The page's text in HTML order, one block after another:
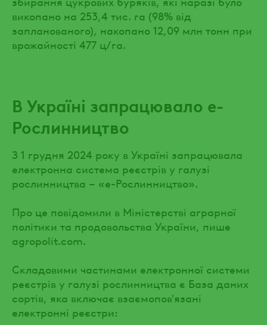
викопано на 253,4 тис. га (98% від
запланованого), накопано 12,09 млн тонн при
врожайності 477 ц/га.
В Україні запрацювало е-
Рослинництво
З 1 грудня 2024 року в Україні запрацювала
електронна система реєстрів у галузі
рослинництва – «е-Рослинництво».
Про це повідомили в Міністерстві аграрної
політики та продовольства України, пише
agropolit.com.
Складовими частинами електронної системи
реєстрів у галузі рослинництва є База даних
сортів, яка включає взаємопов'язані
електронні реєстри: